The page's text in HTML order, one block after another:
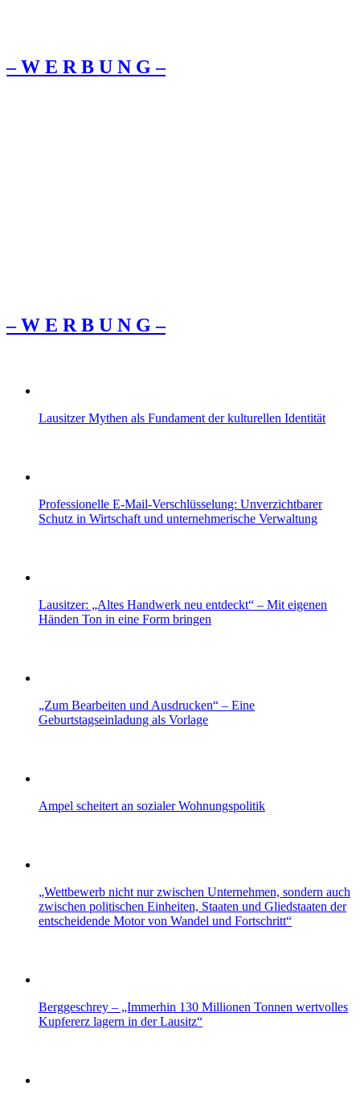
– W Ε R Β U Ν G –
– W Ε R Β U Ν G –
Lausitzer Mythen als Fundament der kulturellen Identität
Professionelle E-Mail-Verschlüsselung: Unverzichtbarer
Schutz in Wirtschaft und unternehmerische Verwaltung
Lausitzer: „Altes Handwerk neu entdeckt“ – Mit eigenen
Händen Ton in eine Form bringen
„Zum Bearbeiten und Ausdrucken“ – Eine
Geburtstagseinladung als Vorlage
Ampel scheitert an sozialer Wohnungspolitik
„Wettbewerb nicht nur zwischen Unternehmen, sondern auch
zwischen politischen Einheiten, Staaten und Gliedstaaten der
entscheidende Motor von Wandel und Fortschritt“
Berggeschrey – „Immerhin 130 Millionen Tonnen wertvolles
Kupfererz lagern in der Lausitz“